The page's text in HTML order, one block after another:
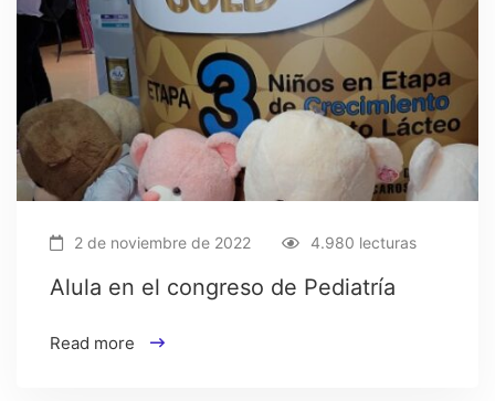
2 de noviembre de 2022 4.980 lecturas
Alula en el congreso de Pediatría
Read more